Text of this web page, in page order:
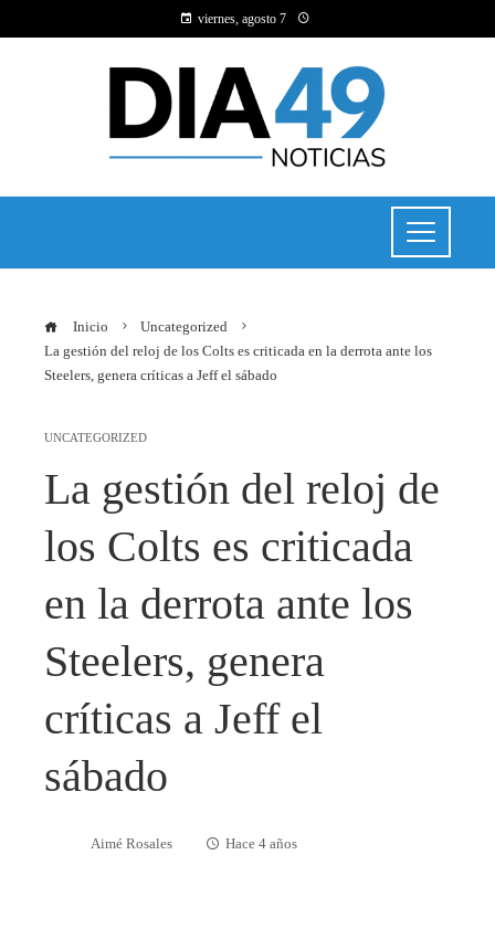
viernes, agosto 7
Inicio
Uncategorized
La gestión del reloj de los Colts es criticada en la derrota ante los
Steelers, genera críticas a Jeff el sábado
UNCATEGORIZED
La gestión del reloj de
los Colts es criticada
en la derrota ante los
Steelers, genera
críticas a Jeff el
sábado
Aimé Rosales Hace 4 años